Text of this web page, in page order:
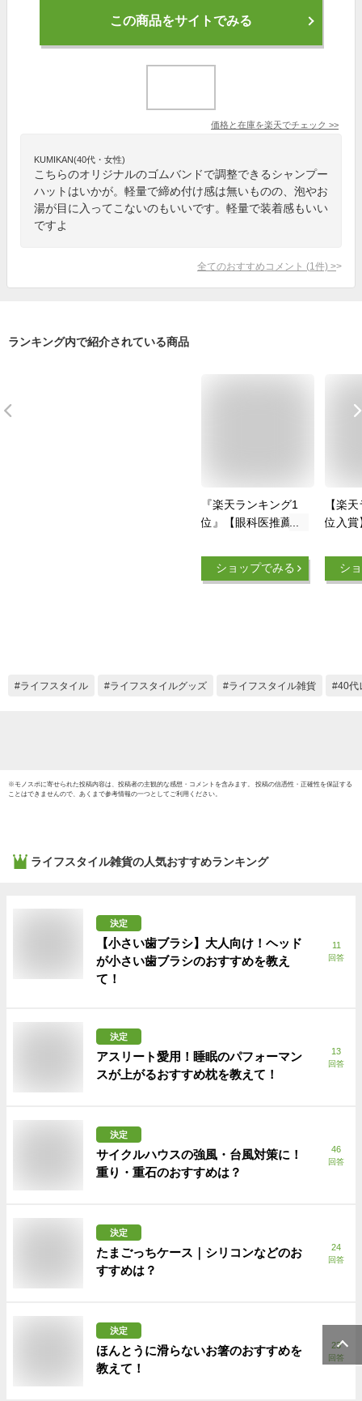
この商品をサイトでみる
価格と在庫を楽天でチェック >>
KUMIKAN(40代・女性)
こちらのオリジナルのゴムバンドで調整できるシャンプー
ハットはいかが。軽量で締め付け感は無いものの、泡やお
湯が目に入ってこないのもいいです。軽量で装着感もいい
ですよ
全てのおすすめコメント (1 件) >
ランキング内で紹介されている商品
『楽天ランキング1
位』【眼科医推薦】
ンプーハット 介護に
子供にも使える 21段
ショップでみる
【楽
位入賞
スグッ
ちゃ
シ
ライフスタイル ライフスタイルグッズ ライフスタイル雑貨 40代
※モノスポに寄せられた投稿内容は、投稿者の主観的な感想・コメントを含みます。 投稿の信憑性・正確性を保証する
ことはできませんので、あくまで参考情報の一つとしてご利用ください。
ライフスタイル雑貨の人気おすすめランキング
決定
【小さい歯ブラシ】大人向け！ヘッド
が小さい歯ブラシのおすすめを教え
て！
11
回答
決定
アスリート愛用！睡眠のパフォーマン
スが上がるおすすめ枕を教えて！
13
回答
決定
サイクルハウスの強風・台風対策に！
重り・重石のおすすめは？
46
回答
決定
たまごっちケース｜シリコンなどのお
すすめは？
24
回答
決定
ほんとうに滑らないお箸のおすすめを
教えて！
23
回答